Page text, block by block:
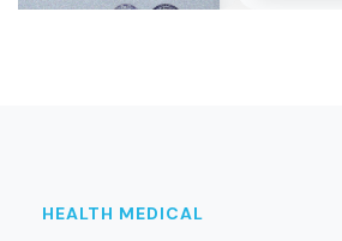
HEALTH MEDICAL